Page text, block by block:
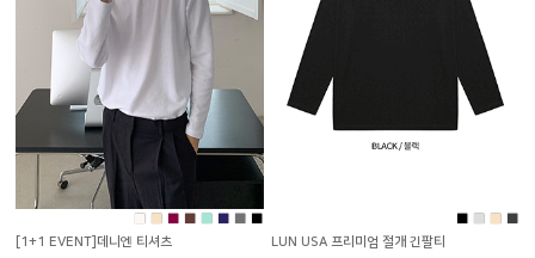
[1+1 EVENT]데니엔 티셔츠 LUN USA 프리미엄 절개 긴팔티